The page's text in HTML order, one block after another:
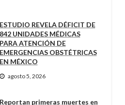
ESTUDIO REVELA DÉFICIT DE
842 UNIDADES MÉDICAS
PARA ATENCIÓN DE
EMERGENCIAS OBSTÉTRICAS
EN MÉXICO
agosto 5, 2026
Reportan primeras muertes en